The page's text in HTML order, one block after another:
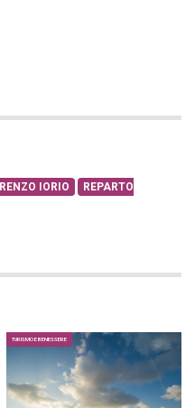
RENZO IORIO
REPARTO
TURISMO E BENESSERE